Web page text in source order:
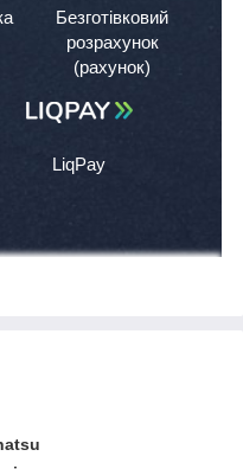
Безготівковий
розрахунок
(рахунок)
LiqPay